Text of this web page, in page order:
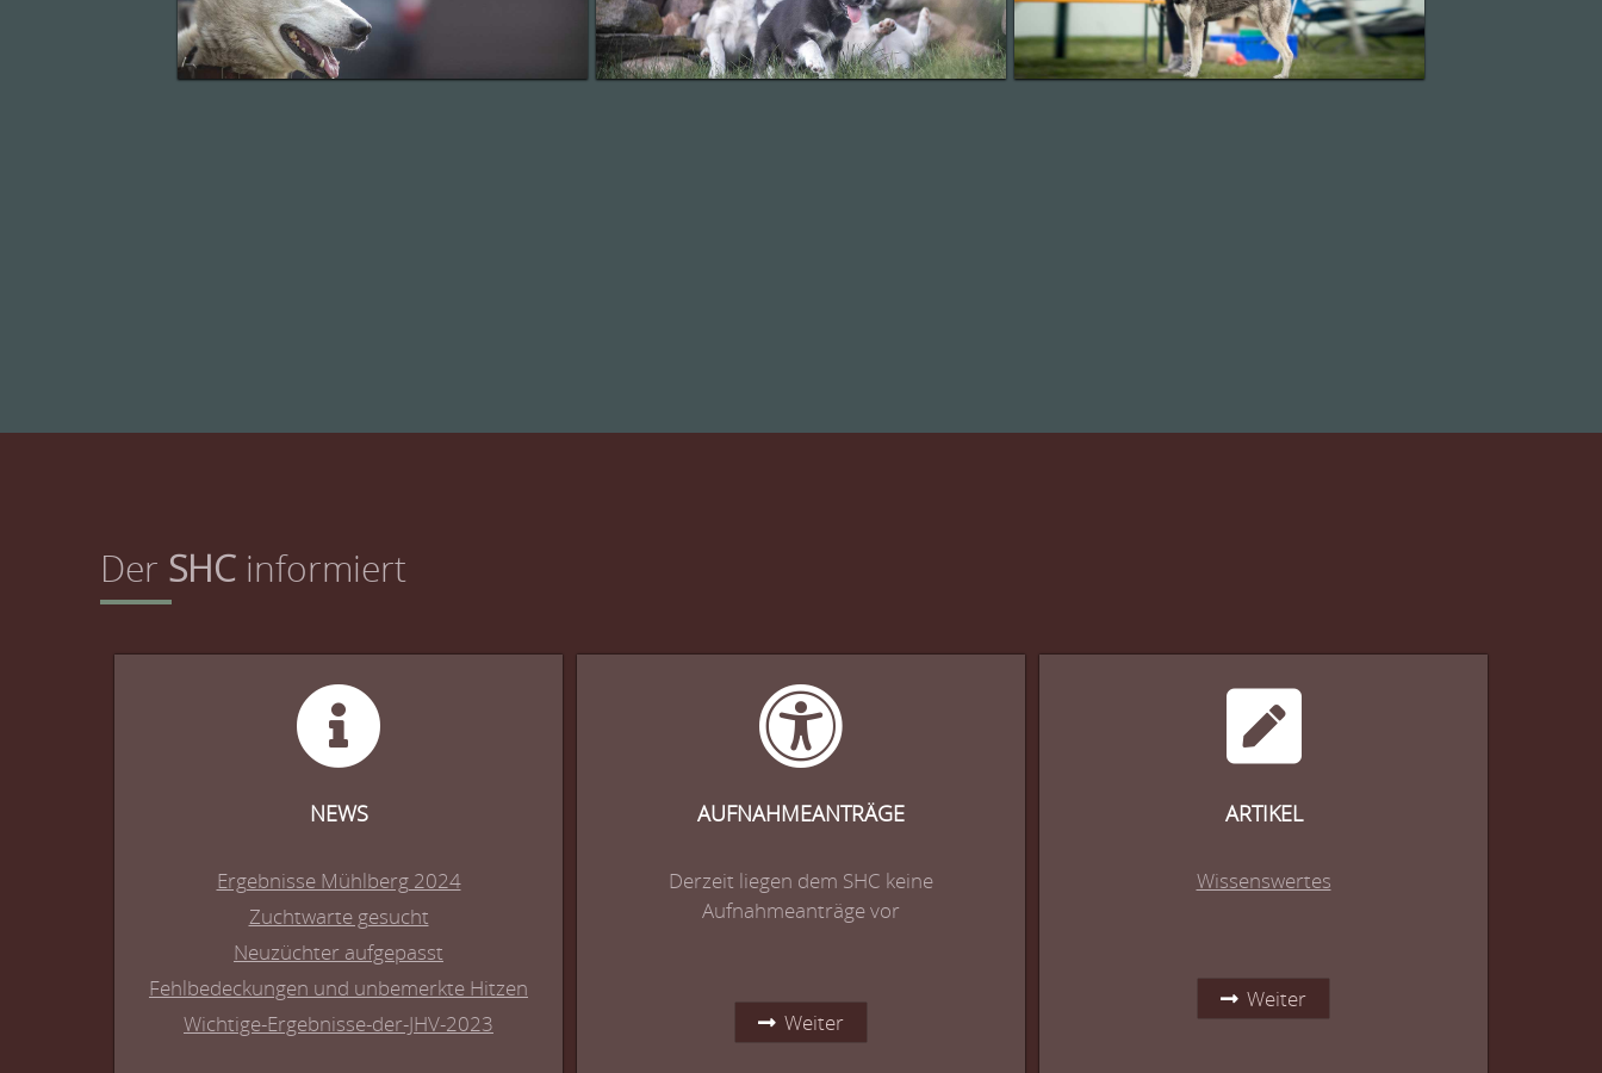
Der SHC informiert
NEWS
Ergebnisse Mühlberg 2024
Zuchtwarte gesucht
Neuzüchter aufgepasst
Fehlbedeckungen und unbemerkte Hitzen
Wichtige-Ergebnisse-der-JHV-2023
AUFNAHMEANTRÄGE
Derzeit liegen dem SHC keine
Aufnahmeanträge vor
Weiter
ARTIKEL
Wissenswertes
Weiter